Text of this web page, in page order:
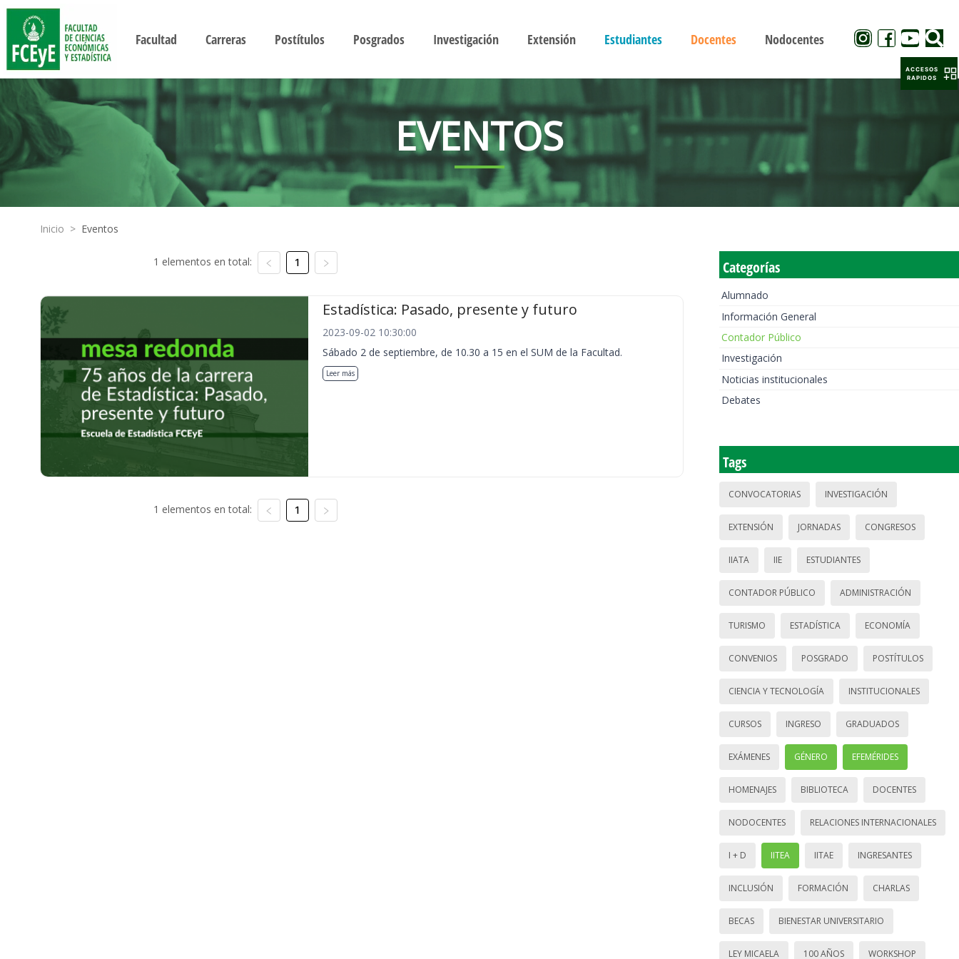
Facultad Carreras Postítulos Posgrados Investigación Extensión Estudiantes Docentes Nodocentes
EVENTOS
Inicio > Eventos
1 elementos en total: 1
Estadística: Pasado, presente y futuro
2023-09-02 10:30:00
Sábado 2 de septiembre, de 10.30 a 15 en el SUM de la Facultad.
Leer más
1 elementos en total: 1
Categorías
Alumnado
Información General
Contador Público
Investigación
Noticias institucionales
Debates
Tags
CONVOCATORIAS INVESTIGACIÓN
EXTENSIÓN JORNADAS CONGRESOS
IIATA IIE ESTUDIANTES
CONTADOR PÚBLICO ADMINISTRACIÓN
TURISMO ESTADÍSTICA ECONOMÍA
CONVENIOS POSGRADO POSTÍTULOS
CIENCIA Y TECNOLOGÍA INSTITUCIONALES
CURSOS INGRESO GRADUADOS
EXÁMENES GÉNERO EFEMÉRIDES
HOMENAJES BIBLIOTECA DOCENTES
NODOCENTES RELACIONES INTERNACIONALES
I + D IITEA IITAE INGRESANTES
INCLUSIÓN FORMACIÓN CHARLAS
BECAS BIENESTAR UNIVERSITARIO
LEY MICAELA 100 AÑOS WORKSHOP
ACCESOS
RAPIDOS